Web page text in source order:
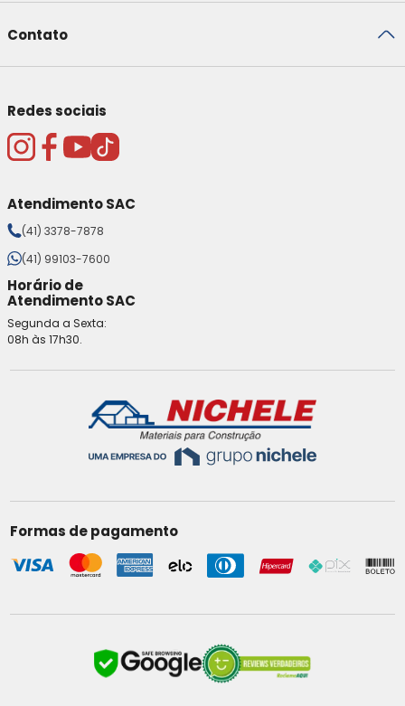
Contato
Redes sociais
Atendimento SAC
(41) 3378-7878
(41) 99103-7600
Horário de
Atendimento SAC
Segunda a Sexta:
08h às 17h30.
Formas de pagamento